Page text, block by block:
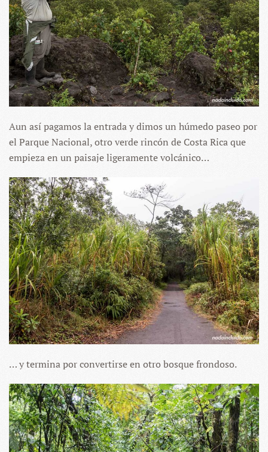
Aun así pagamos la entrada y dimos un húmedo paseo por
el Parque Nacional, otro verde rincón de Costa Rica que
empieza en un paisaje ligeramente volcánico…
… y termina por convertirse en otro bosque frondoso.